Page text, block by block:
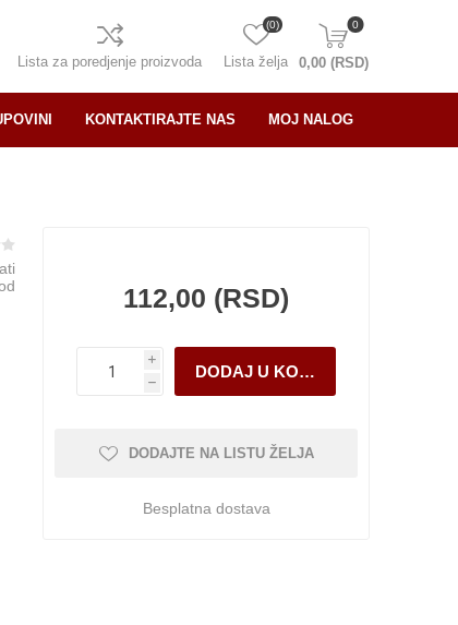
Lista za poredjenje proizvoda Lista želja
(0) 0
0,00 (RSD)
KONTAKTIRAJTE NAS MOJ NALOG
112,00 (RSD)
i
h
DODAJTE NA LISTU ŽELJA
Besplatna dostava